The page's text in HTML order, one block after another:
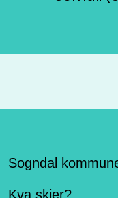
Sogndal
Kva skjer?